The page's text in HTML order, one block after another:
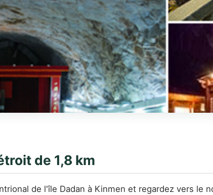
de 1,8 km
de l'île Dadan à Kinmen et regardez vers